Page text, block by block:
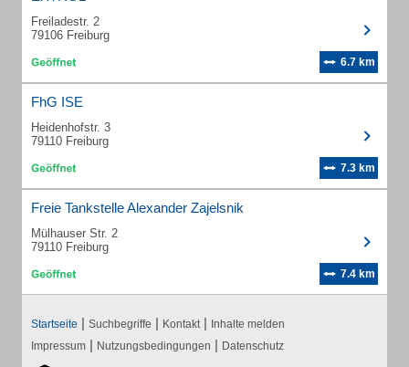
Freiladestr. 2
79106 Freiburg
6.7 km
FhG ISE
Heidenhofstr. 3
79110 Freiburg
7.3 km
Freie Tankstelle Alexander Zajelsnik
Mülhauser Str. 2
79110 Freiburg
7.4 km
Startseite | Suchbegriffe | Kontakt | Inhalte melden
Impressum | Nutzungsbedingungen | Datenschutz